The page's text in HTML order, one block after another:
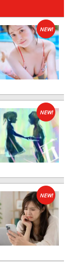
NEW!
NEW!
NEW!